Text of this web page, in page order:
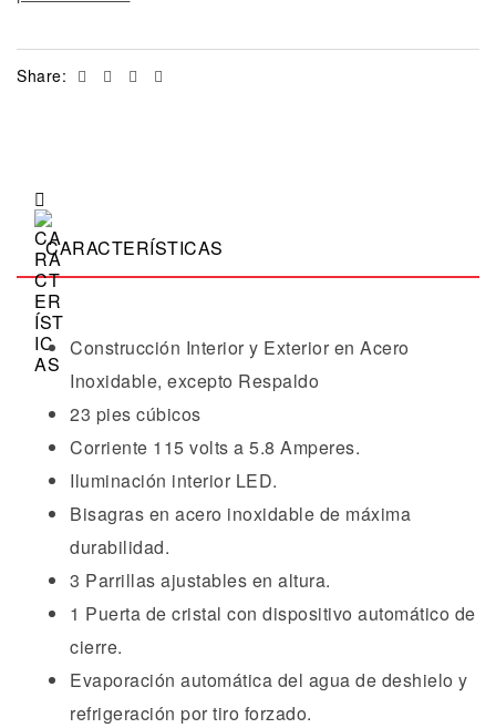
Share: Facebook
TwitterLinkedin
CARACTERÍSTICAS
Construcción Interior y Exterior en Acero
Inoxidable, excepto Respaldo
23 pies cúbicos
Corriente 115 volts a 5.8 Amperes.
Iluminación interior LED.
Bisagras en acero inoxidable de máxima
durabilidad.
3 Parrillas ajustables en altura.
1 Puerta de cristal con dispositivo automático de
cierre.
Evaporación automática del agua de deshielo y
refrigeración por tiro forzado.